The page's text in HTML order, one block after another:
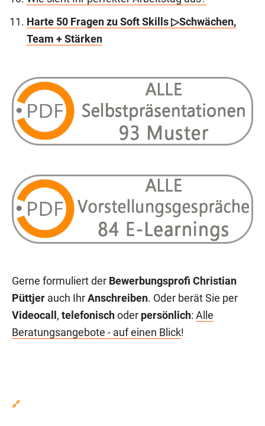
Harte 50 Fragen zu Soft Skills ▷Schwächen,
Team + Stärken
Gerne formuliert der Bewerbungsprofi Christian
Püttjer auch Ihr Anschreiben. Oder berät Sie per
Videocall , telefonisch oder persönlich: Alle
Beratungsangebote - auf einen Blick!
🔗